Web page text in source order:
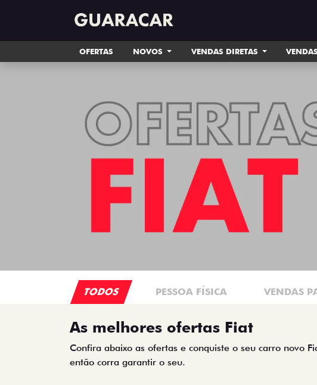
OFERTAS NOVOS VENDAS DIRETAS
TODOS PESSOA FÍSICA VENDAS
As melhores ofertas Fiat
Confira abaixo as ofertas e conquiste o seu carro novo
então corra garantir o seu.